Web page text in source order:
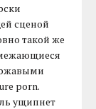
сценой
такой же
porn.
ущипнет